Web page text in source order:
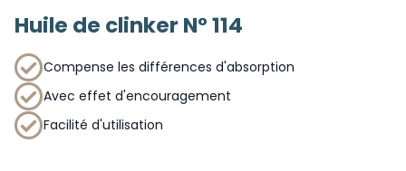
Huile de clinker N° 114
Compense les différences d'absorption
Avec effet d'encouragement
Facilité d'utilisation